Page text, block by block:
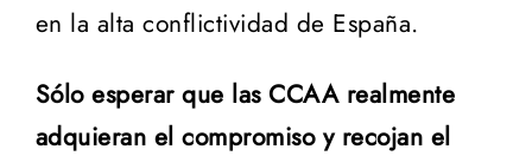
en la alta conflictividad de España.
Sólo esperar que las CCAA realmente
adquieran el compromiso y recojan el